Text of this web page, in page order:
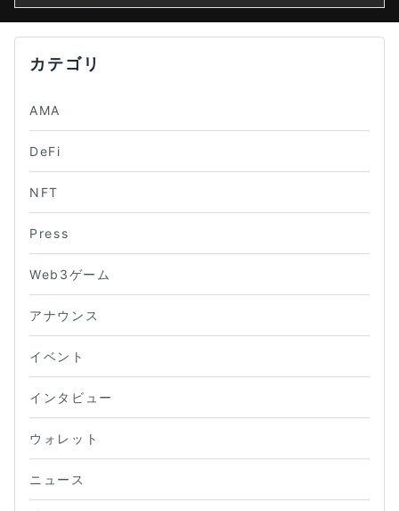
カテゴリ
AMA
DeFi
NFT
Press
Web3ゲーム
アナウンス
イベント
インタビュー
ウォレット
ニュース